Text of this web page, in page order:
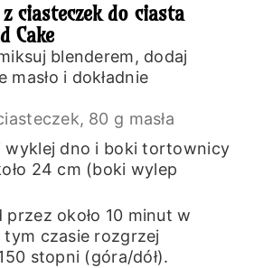
ciasteczek do ciasta
Cake
blenderem, dodaj
masło i dokładnie
80 g masła
wyklej dno i boki tortownicy
24 cm (boki wylep
przez około 10 minut w
czasie rozgrzej
stopni (góra/dół).